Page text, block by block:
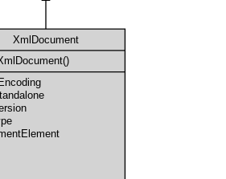
XmlDocument